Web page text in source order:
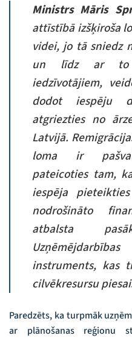
Ministrs Māris
attīstībā izšķiroša
videi, jo tā sniedz
un līdz ar to
iedzīvotājiem,
dodot iespēju
atgriezties no
Latvijā.
loma ir
pateicoties tam,
iespēja
nodrošināto
atbalsta
instruments, kas
cilvēkresursu
Paredzēts, ka turpmāk
ar plānošanas reģionu